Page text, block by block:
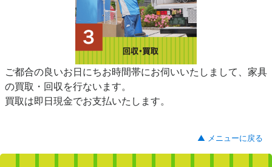
ご都合の良いお日にちお時間帯にお伺いいたしまして、家具
の買取・回収を行ないます。
買取は即日現金でお支払いたします。
▲ メニューに戻る